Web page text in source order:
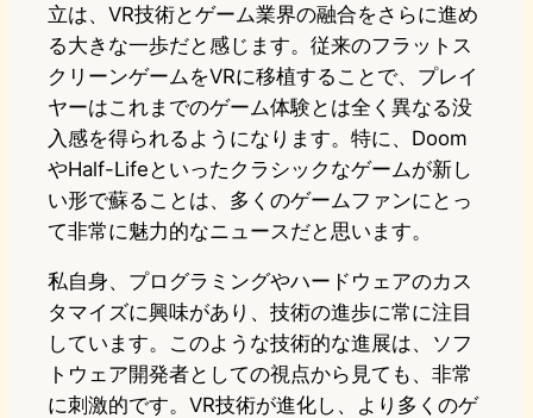
立は、VR技術とゲーム業界の融合をさらに進め
る大きな一歩だと感じます。従来のフラットス
クリーンゲームをVRに移植することで、プレイ
ヤーはこれまでのゲーム体験とは全く異なる没
入感を得られるようになります。特に、Doom
やHalf-Lifeといったクラシックなゲームが新し
い形で蘇ることは、多くのゲームファンにとっ
て非常に魅力的なニュースだと思います。
私自身、プログラミングやハードウェアのカス
タマイズに興味があり、技術の進歩に常に注目
しています。このような技術的な進展は、ソフ
トウェア開発者としての視点から見ても、非常
に刺激的です。VR技術が進化し、より多くのゲ